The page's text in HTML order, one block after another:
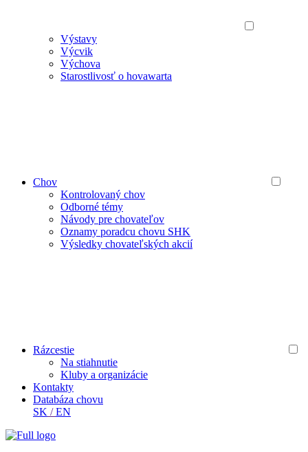
Výstavy
Výcvik
Výchova
Starostlivosť o hovawarta
Chov
Kontrolovaný chov
Odborné témy
Návody pre chovateľov
Oznamy poradcu chovu SHK
Výsledky chovateľských akcií
Rázcestie
Na stiahnutie
Kluby a organizácie
Kontakty
Databáza chovu
SK /EN